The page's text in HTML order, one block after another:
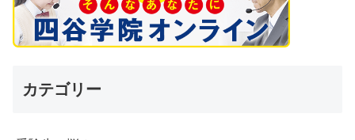
カテゴリー